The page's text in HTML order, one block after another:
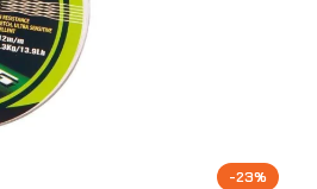
-23%